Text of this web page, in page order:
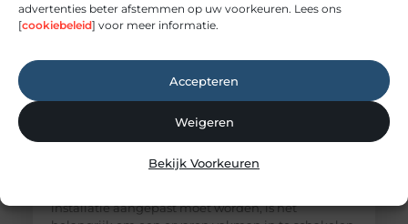
advertenties beter afstemmen op uw voorkeuren. Lees ons
[cookiebeleid] voor meer informatie.
Accepteren
Weigeren
Bekijk Voorkeuren
Een professionele elektricien voor veilige
oplossingen Elektriciteit is onmisbaar in iedere
woning en onderneming. Verlichting,
huishoudelijke apparaten, computers en
installaties werken allemaal dankzij een goed
aangelegd en onderhouden elektriciteitsnetwerk.
installatie aangepast moet worden, is het